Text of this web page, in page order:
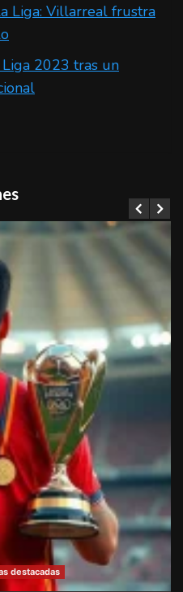
Liga: Villarreal frustra
2023 tras un
destacadas